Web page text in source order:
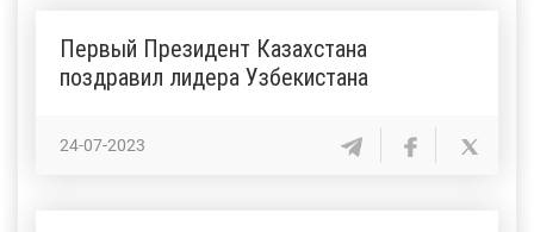
Первый Президент Казахстана
поздравил лидера Узбекистана
24-07-2023